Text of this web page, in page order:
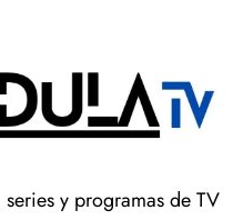
y programas de TV